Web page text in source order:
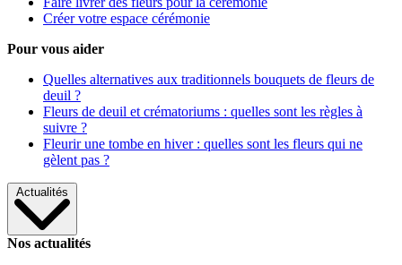
Créer votre espace cérémonie
Pour vous aider
Quelles alternatives aux traditionnels bouquets de fleurs de
deuil ?
Fleurs de deuil et crématoriums : quelles sont les règles à
suivre ?
Fleurir une tombe en hiver : quelles sont les fleurs qui ne
gèlent pas ?
Actualités
Nos actualités